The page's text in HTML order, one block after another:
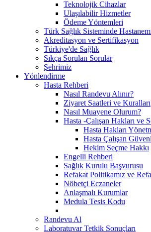
Teknolojik Cihazlar
Ulaşılabilir Hizmetler
Ödeme Yöntemleri
Türk Sağlık Sisteminde
Akreditasyon ve Sertifikasyon
Türkiye'de Sağlık
Sıkça Sorulan Sorular
Şehrimiz
Yönlendirme
Hasta Rehberi
Nasıl Randevu Alınır?
Ziyaret Saatleri ve Kuralları
Nasıl Muayene Olurum?
Hasta -Çalışan Hakları ve
Hasta Hakları
Hasta Çalışan
Hekim Seçme Hakkı
Engelli Rehberi
Sağlık Kurulu Başvurusu
Refakat Politikamız ve
Nöbetçi Eczaneler
Anlaşmalı Kurumlar
Medula Tesis Kodu
Randevu Al
Laboratuvar Tetkik Sonuçları